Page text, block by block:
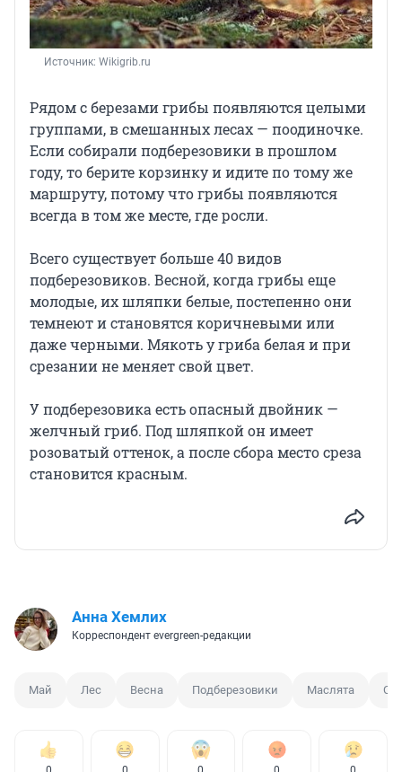
Источник: Wikigrib.ru
Рядом с березами грибы появляются целыми
группами, в смешанных лесах — поодиночке.
Если собирали подберезовики в прошлом
году, то берите корзинку и идите по тому же
маршруту, потому что грибы появляются
всегда в том же месте, где росли.
Всего существует больше 40 видов
подберезовиков. Весной, когда грибы еще
молодые, их шляпки белые, постепенно они
темнеют и становятся коричневыми или
даже черными. Мякоть у гриба белая и при
срезании не меняет свой цвет.
У подберезовика есть опасный двойник —
желчный гриб. Под шляпкой он имеет
розоватый оттенок, а после сбора место среза
становится красным.
Анна Хемлих
Корреспондент evergreen-редакции
Май Лес Весна Подберезовики Маслята